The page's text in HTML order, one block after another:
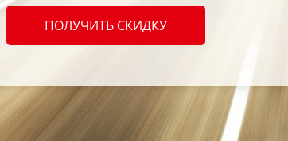
60R
ПОЛУЧИТЬ СКИДКУ